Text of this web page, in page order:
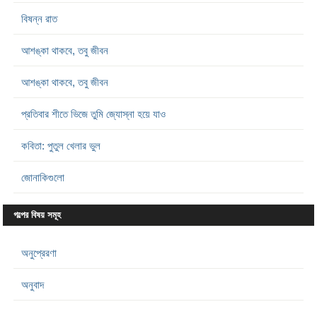
বিষন্ন রাত
আশঙ্কা থাকবে, তবু জীবন
আশঙ্কা থাকবে, তবু জীবন
প্রতিবার শীতে ভিজে তুমি জ্যোস্না হয়ে যাও
কবিতা: পুতুল খেলার ভুল
জোনাকিগুলো
গল্পের বিষয় সমূহ
অনুপ্রেরণা
অনুবাদ